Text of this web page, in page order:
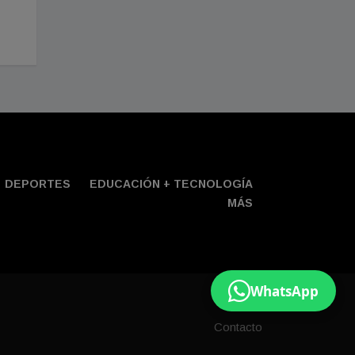
WhatsApp
DEPORTES
EDUCACIÓN + TECNOLOGÍ­A
MÁS
Contacto